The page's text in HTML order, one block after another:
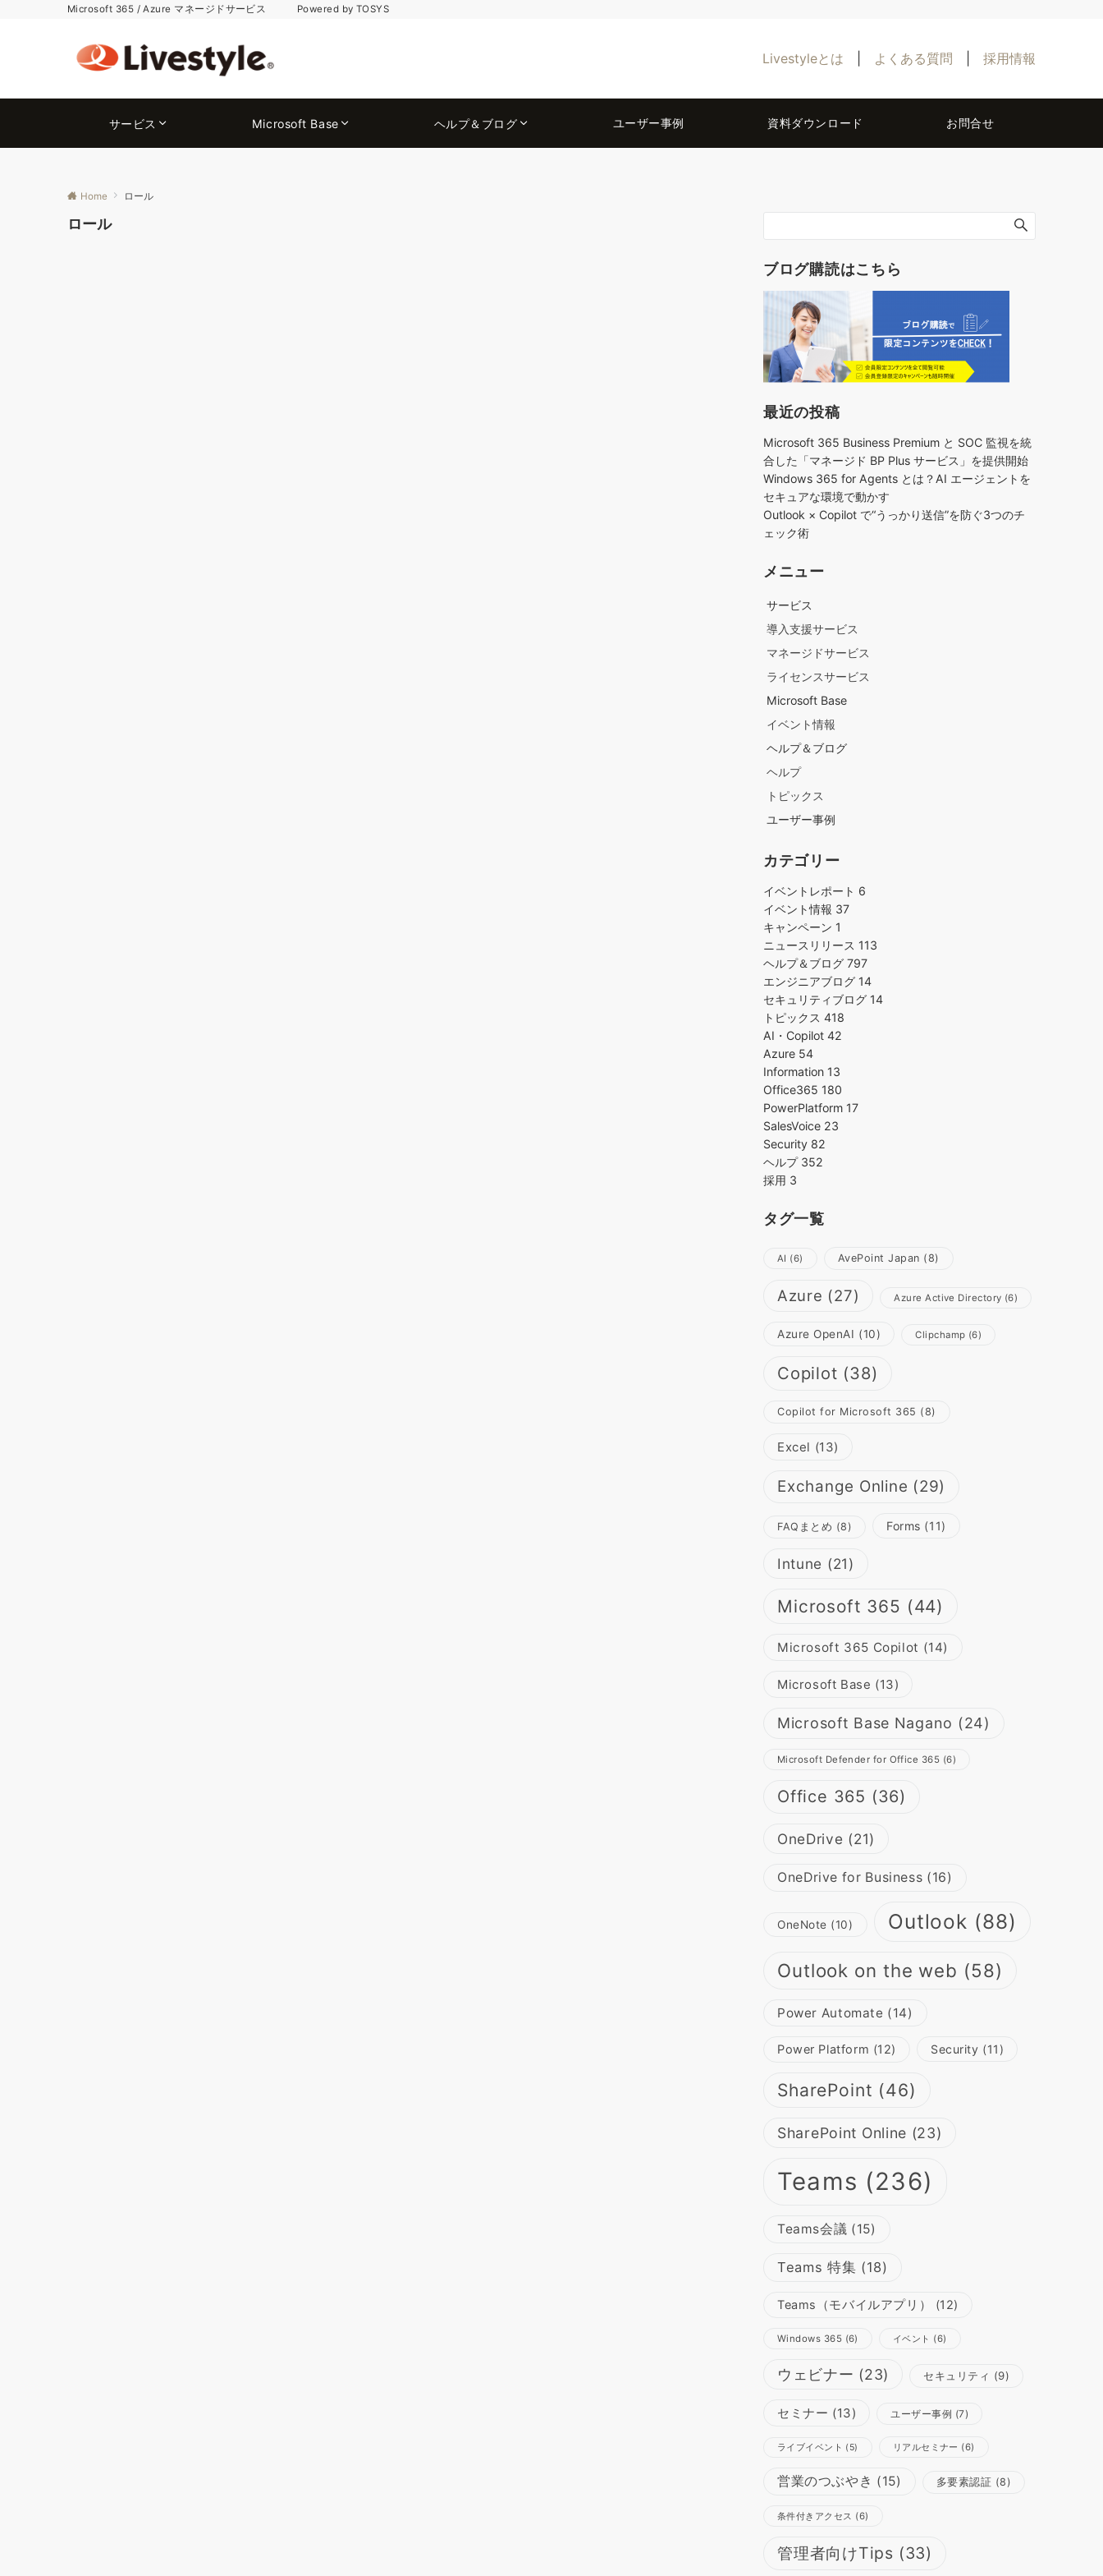
Microsoft 365 / Azure マネージドサービス Powered by TOSYS
Livestyleとは よくある質問 採用情報
サービス Microsoft Base ヘルプ＆ブログ ユーザー事例 資料ダウンロード お問合せ
Home ロール
ロール
ブログ購読はこちら
最近の投稿
Microsoft 365 Business Premium と SOC 監視を統
合した「マネージド BP Plus サービス」を提供開始
Windows 365 for Agents とは？AI エージェントを
セキュアな環境で動かす
Outlook × Copilot で“うっかり送信”を防ぐ3つのチ
ェック術​
メニュー
サービス
導入支援サービス
マネージドサービス
ライセンスサービス
Microsoft Base
イベント情報
ヘルプ＆ブログ
ヘルプ
トピックス
ユーザー事例
カテゴリー
イベントレポート 6
イベント情報 37
キャンペーン 1
ニュースリリース 113
ヘルプ＆ブログ 797
エンジニアブログ 14
セキュリティブログ 14
トピックス 418
AI・Copilot 42
Azure 54
Information 13
Office365 180
PowerPlatform 17
SalesVoice 23
Security 82
ヘルプ 352
採用 3
タグ一覧
AI (6) AvePoint Japan (8)
Azure (27) Azure Active Directory (6)
Azure OpenAI (10) Clipchamp (6)
Copilot (38)
Copilot for Microsoft 365 (8)
Excel (13)
Exchange Online (29)
FAQまとめ (8) Forms (11)
Intune (21)
Microsoft 365 (44)
Microsoft 365 Copilot (14)
Microsoft Base (13)
Microsoft Base Nagano (24)
Microsoft Defender for Office 365 (6)
Office 365 (36)
OneDrive (21)
OneDrive for Business (16)
OneNote (10) Outlook (88)
Outlook on the web (58)
Power Automate (14)
Power Platform (12) Security (11)
SharePoint (46)
SharePoint Online (23)
Teams (236)
Teams会議 (15)
Teams 特集 (18)
Teams（モバイルアプリ） (12)
Windows 365 (6) イベント (6)
ウェビナー (23) セキュリティ (9)
セミナー (13) ユーザー事例 (7)
ライブイベント (5) リアルセミナー (6)
営業のつぶやき (15) 多要素認証 (8)
条件付きアクセス (6)
管理者向けTips (33)